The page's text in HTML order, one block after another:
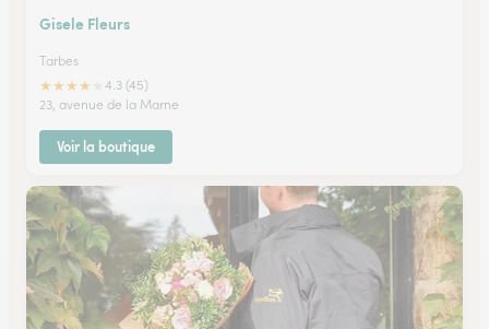
Gisele Fleurs
Tarbes
★★★★
4.3 (45)
23, avenue de la Marne
Voir la boutique